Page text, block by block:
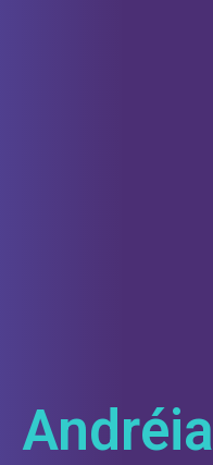
Andréia